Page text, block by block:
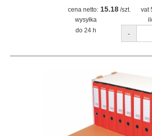
cena netto: 15.18/szt.
vat
wysyłka
do 24 h
-